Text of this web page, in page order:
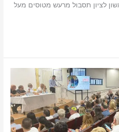
לציון תסבול מרעש מטוסים מעל